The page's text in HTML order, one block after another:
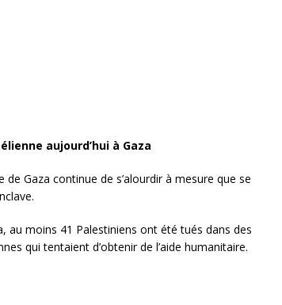
aujourd’hui à Gaza
Gaza continue de s’alourdir à mesure que se
au moins 41 Palestiniens ont été tués dans des
qui tentaient d’obtenir de l’aide humanitaire.